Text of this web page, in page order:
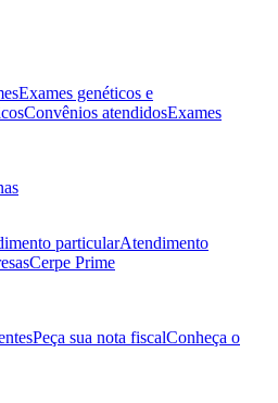
Exames genéticos e
Convênios atendidosExames
particularAtendimento
Cerpe Prime
Peça sua nota fiscalConheça o